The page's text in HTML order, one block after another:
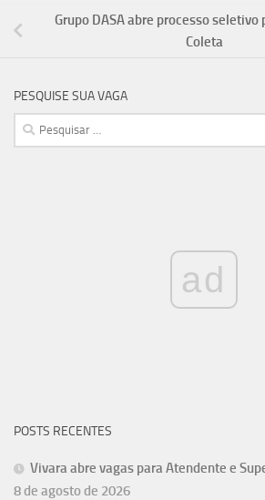
Grupo DASA abre processo seletivo
Coleta
PESQUISE SUA VAGA
Pesquisar
por:
ad
POSTS RECENTES
Vivara abre vagas para Atendente e
8 de agosto de 2026